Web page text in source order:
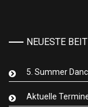
NEUESTE
5. Summer
Aktuelle